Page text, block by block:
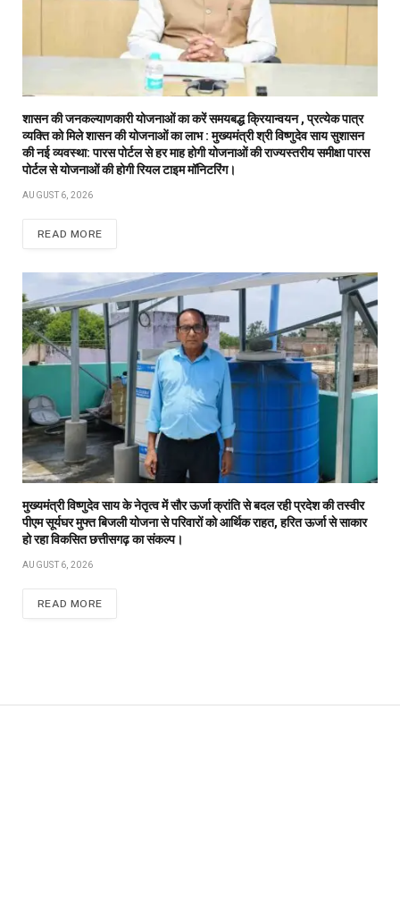
शासन की जनकल्याणकारी योजनाओं का करें समयबद्ध क्रियान्वयन , प्रत्येक पात्र
व्यक्ति को मिले शासन की योजनाओं का लाभ : मुख्यमंत्री श्री विष्णुदेव साय सुशासन
की नई व्यवस्था: पारस पोर्टल से हर माह होगी योजनाओं की राज्यस्तरीय समीक्षा पारस
पोर्टल से योजनाओं की होगी रियल टाइम मॉनिटरिंग।
AUGUST 6, 2026
READ MORE
मुख्यमंत्री विष्णुदेव साय के नेतृत्व में सौर ऊर्जा क्रांति से बदल रही प्रदेश की तस्वीर
पीएम सूर्यघर मुफ्त बिजली योजना से परिवारों को आर्थिक राहत, हरित ऊर्जा से साकार
हो रहा विकसित छत्तीसगढ़ का संकल्प।
AUGUST 6, 2026
READ MORE